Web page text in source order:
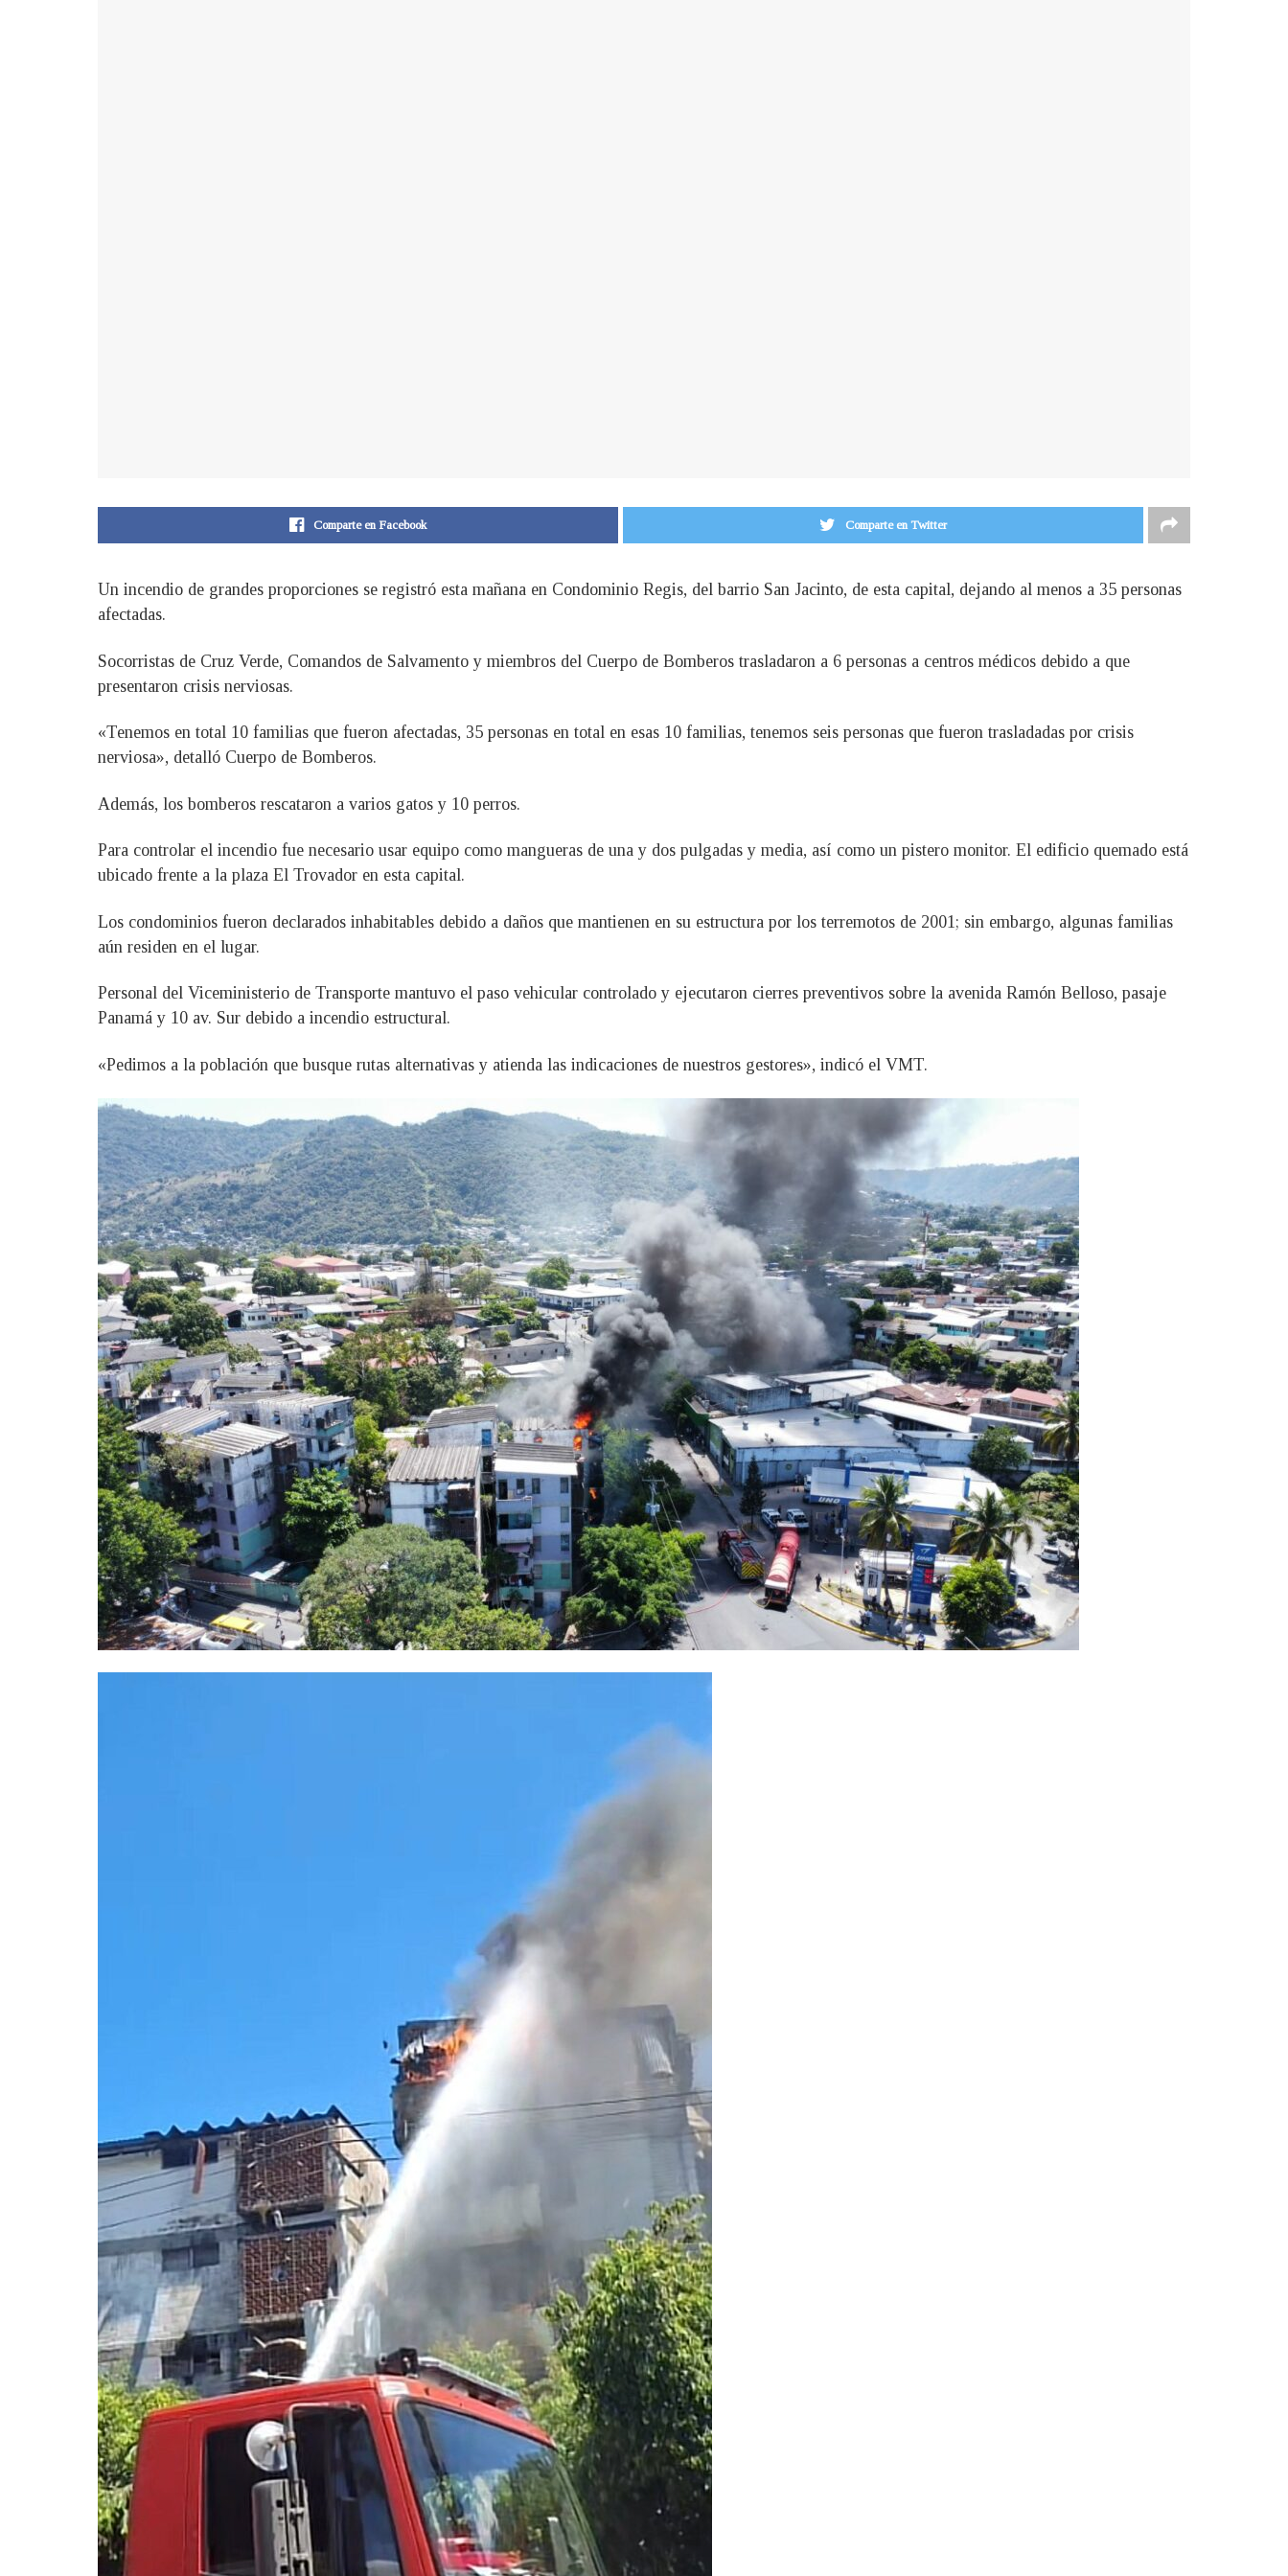
Comparte en Facebook Comparte en Twitter
Un incendio de grandes proporciones se registró esta mañana en Condominio Regis, del barrio San Jacinto, de esta capital, dejando al menos a 35 personas
afectadas.
Socorristas de Cruz Verde, Comandos de Salvamento y miembros del Cuerpo de Bomberos trasladaron a 6 personas a centros médicos debido a que
presentaron crisis nerviosas.
«Tenemos en total 10 familias que fueron afectadas, 35 personas en total en esas 10 familias, tenemos seis personas que fueron trasladadas por crisis
nerviosa», detalló Cuerpo de Bomberos.
Además, los bomberos rescataron a varios gatos y 10 perros.
Para controlar el incendio fue necesario usar equipo como mangueras de una y dos pulgadas y media, así como un pistero monitor. El edificio quemado está
ubicado frente a la plaza El Trovador en esta capital.
Los condominios fueron declarados inhabitables debido a daños que mantienen en su estructura por los terremotos de 2001; sin embargo, algunas familias
aún residen en el lugar.
Personal del Viceministerio de Transporte mantuvo el paso vehicular controlado y ejecutaron cierres preventivos sobre la avenida Ramón Belloso, pasaje
Panamá y 10 av. Sur debido a incendio estructural.
«Pedimos a la población que busque rutas alternativas y atienda las indicaciones de nuestros gestores», indicó el VMT.